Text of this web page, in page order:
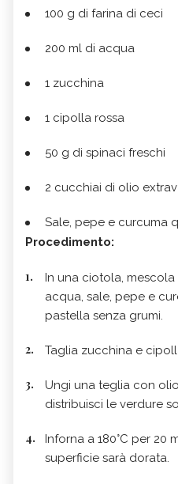
100 g di farina di ceci
200 ml di acqua
1 zucchina
1 cipolla rossa
50 g di spinaci freschi
2 cucchiai di olio
Sale, pepe e curcuma
Procedimento:
In una ciotola,
acqua, sale, pepe e
pastella senza grumi.
Taglia zucchina e
Ungi una teglia con
distribuisci le verdure
Inforna a 180°C per 20
superficie sarà dorata.